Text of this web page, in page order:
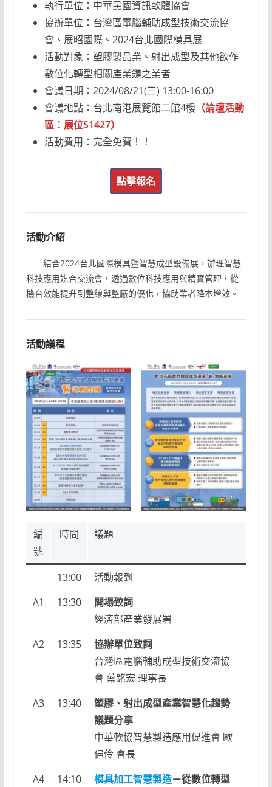
執行單位：中華民國資訊軟體協會
協辦單位：台灣區電腦輔助成型技術交流協
會、展昭國際、2024台北國際模具展
活動對象：塑膠製品業、射出成型及其他欲作
數位化轉型相關產業鏈之業者
會議日期：2024/08/21(三) 13:00-16:00
會議地點：台北南港展覽館二館4樓（論壇活動
區：展位S1427）
活動費用：完全免費！！
點擊報名
活動介紹
結合2024台北國際模具暨智慧成型設備展，辦理智慧
科技應用媒合交流會，透過數位科技應用與精實管理，從
機台效能提升到整線與整廠的優化，協助業者降本增效。
活動議程
編
號
時間 議題
13:00
活動報到
A1
13:30
開場致詞
經濟部產業發展署
A2
13:35
協辦單位致詞
台灣區電腦輔助成型技術交流協
會 蔡銘宏 理事長
A3
13:40 塑膠、射出成型產業智慧化趨勢
議題分享
中華軟協智慧製造應用促進會 歐
俋伶 會長
A4
14:10 模具加工智慧製造－從數位轉型